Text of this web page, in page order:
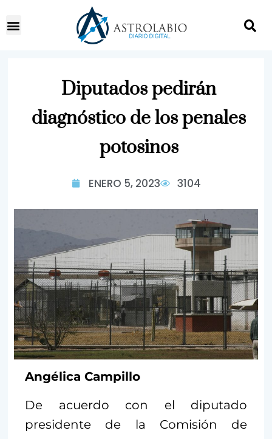
Diputados pedirán
diagnóstico de los penales
potosinos
ENERO 5, 2023 3104
Angélica Campillo
De acuerdo con el diputado
presidente de la Comisión de